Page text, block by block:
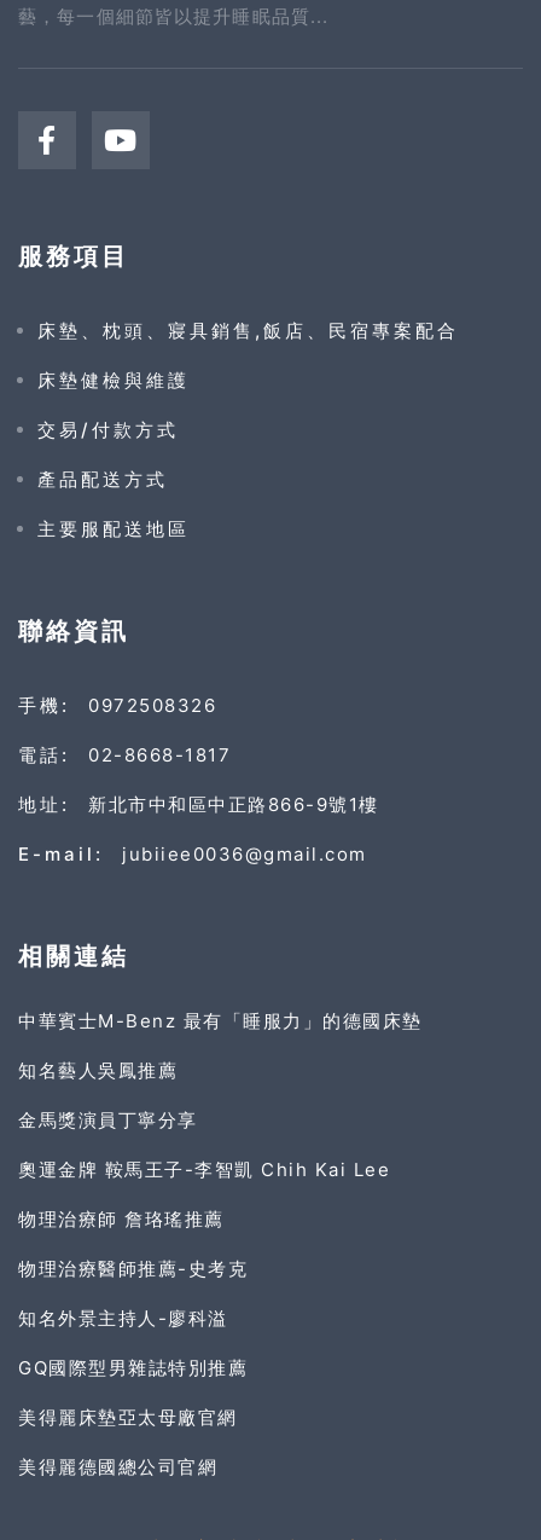
藝，每一個細節皆以提升睡眠品質...
服務項目
床墊、枕頭、寢具銷售,飯店、民宿專案配合
床墊健檢與維護
交易/付款方式
產品配送方式
主要服配送地區
聯絡資訊
手機: 0972508326
電話: 02-8668-1817
地址: 新北市中和區中正路866-9號1樓
E-mail: jubiiee0036@gmail.com
相關連結
中華賓士M-Benz 最有「睡服力」的德國床墊
知名藝人吳鳳推薦
金馬獎演員丁寧分享
奧運金牌 鞍馬王子-李智凱 Chih Kai Lee
物理治療師 詹珞瑤推薦
物理治療醫師推薦-史考克
知名外景主持人-廖科溢
GQ國際型男雜誌特別推薦
美得麗床墊亞太母廠官網
美得麗德國總公司官網